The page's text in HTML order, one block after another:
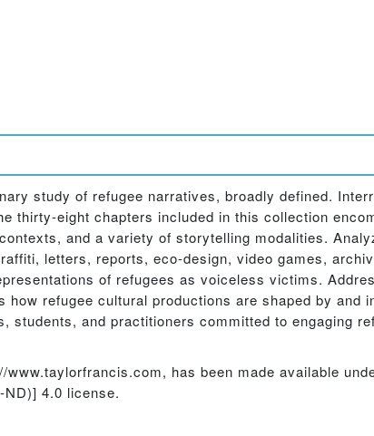
study of refugee narratives, broadly defined.
thirty-eight chapters included in this collection
and a variety of storytelling modalities.
letters, reports, eco-design, video games,
of refugees as voiceless victims.
how refugee cultural productions are shaped by and
and practitioners committed to engaging
has been made available
4.0 license.